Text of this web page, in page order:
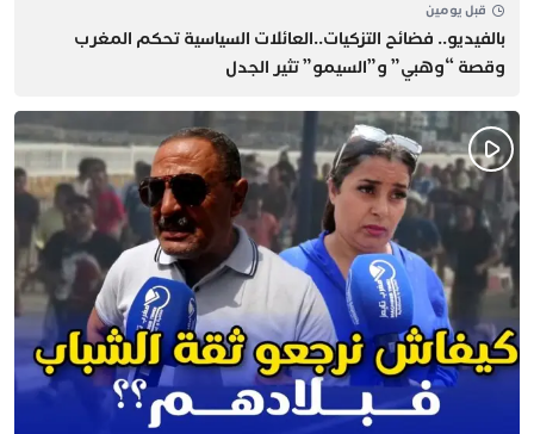
قبل يومين
بالفيديو.. فضائح التزكيات..العائلات السياسية تحكم المغرب
وقصة “وهبي” و”السيمو” تثير الجدل